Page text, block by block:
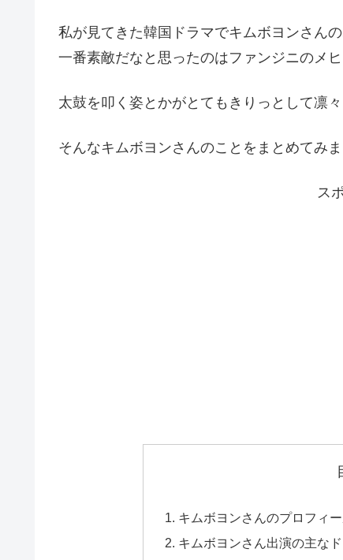
私が見てきた韓国ドラマでキムボヨンさん
一番素敵だなと思ったのはファンジニのメヒ
太鼓を叩く姿とかがとてもきりっとして凛々
そんなキムボヨンさんのことをまとめてみま
ス
キムボヨンさんのプロフィ
キムボヨンさん出演の主な